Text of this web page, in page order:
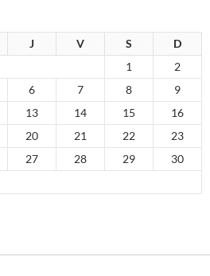
J V S
D
1
2
6 7 8
9
13 14 15
16
20 21 22
23
27 28 29
30